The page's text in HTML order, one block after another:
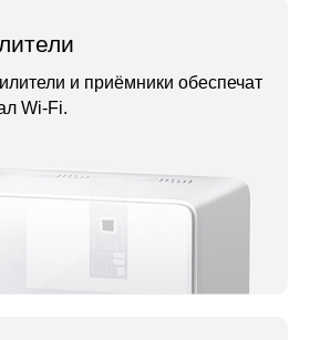
и приёмники обеспечат
Wi‑Fi.